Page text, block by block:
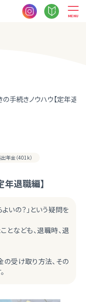
MENU
手続きノウハウ【定年退職
年金（401k）
年退職編】
いの？」という疑問を
となども、退職時、退
の受け取り方法、その